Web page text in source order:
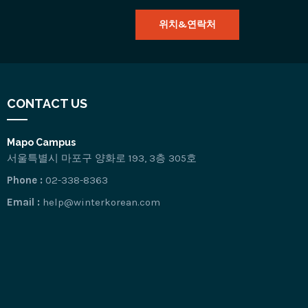
위치&연락처
CONTACT US
Mapo Campus
서울특별시 마포구 양화로 193, 3층 305호
Phone : 02-338-8363
Email : help@winterkorean.com